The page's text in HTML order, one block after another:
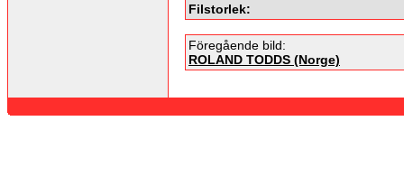
Filstorlek:
Föregående bild:
ROLAND TODDS (Norge)